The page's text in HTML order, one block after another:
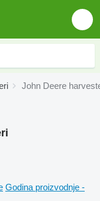
John Deere
Godina proizvodnje -